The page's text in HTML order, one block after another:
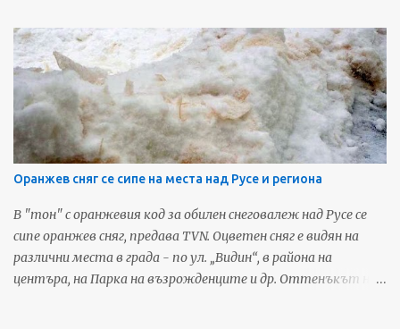
люлки за тийнейджъри. На 11 места ще има изнесени
заведения на местни ресторанти за бира, безалкохолни и
скара. Източник: Арена За още любопитни новини и
предстоящи събития от Русе, харесайте нашата Фейсбук
страница - Русенските Новини
Оранжев сняг се сипе на места над Русе и региона
В "тон" с оранжевия код за обилен снеговалеж над Русе се
сипе оранжев сняг, предава TVN. Оцветен сняг е видян на
различни места в града - по ул. „Видин“, в района на
центъра, на Парка на възрожденците и др. Оттенъкът на